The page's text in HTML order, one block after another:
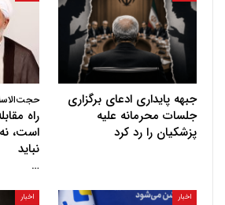
جبهه پایداری ادعای برگزاری
جلسات محرمانه علیه
پزشکیان را رد کرد
راه
است،
نباید
…
اخبار اخبار